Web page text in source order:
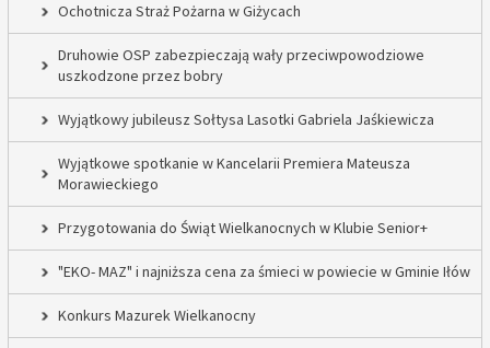
Ochotnicza Straż Pożarna w Giżycach
Druhowie OSP zabezpieczają wały przeciwpowodziowe
uszkodzone przez bobry
Wyjątkowy jubileusz Sołtysa Lasotki Gabriela Jaśkiewicza
Wyjątkowe spotkanie w Kancelarii Premiera Mateusza
Morawieckiego
Przygotowania do Świąt Wielkanocnych w Klubie Senior+
"EKO- MAZ" i najniższa cena za śmieci w powiecie w Gminie Iłów
Konkurs Mazurek Wielkanocny